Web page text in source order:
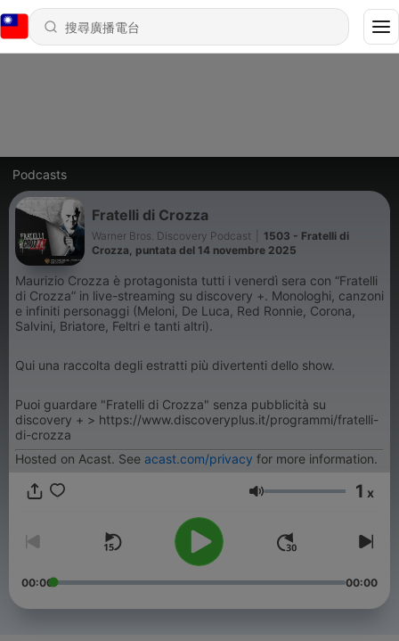
Podcasts
Fratelli di Crozza
Warner Bros. Discovery Podcast
1503 - Fratelli di
Crozza, puntata del 14 novembre 2025
Maurizio Crozza è protagonista tutti i venerdì sera con “Fratelli
di Crozza” in live-streaming su discovery +. Monologhi, canzoni
e infiniti personaggi (Meloni, De Luca, Red Ronnie, Corona,
Salvini, Briatore, Feltri e tanti altri).
Qui una raccolta degli estratti più divertenti dello show.
Puoi guardare "Fratelli di Crozza" senza pubblicità su
discovery + > https://www.discoveryplus.it/programmi/fratelli-
di-crozza
Hosted on Acast. See acast.com/privacy for more information.
音量 1 x
00:00 00:00